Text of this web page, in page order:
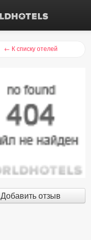
← К списку отелей
Добавить отзыв